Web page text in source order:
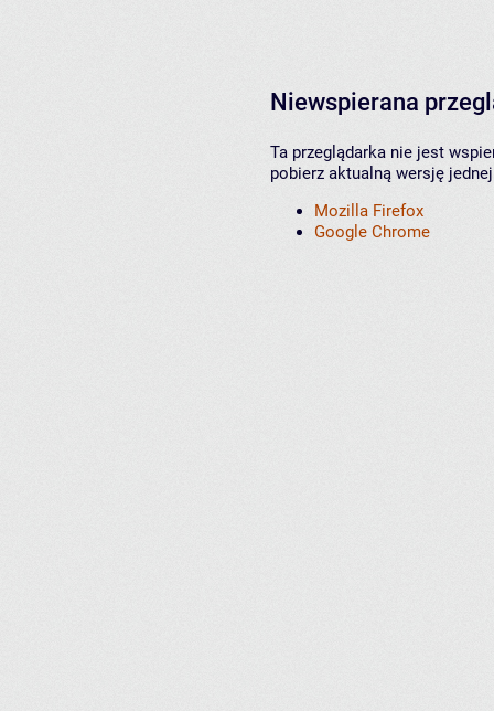
Niewspierana
Ta przeglądarka nie jest
pobierz aktualną wersję
Mozilla Firefox
Google Chrome